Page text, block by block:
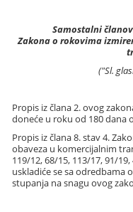
Samostalni
Zakona o rokovima
("Sl.
Propis iz člana 2. ovog
doneće u roku od 180 dana
Propis iz člana 8. stav 4.
obaveza u komercijalnim
119/12, 68/15, 113/17, 91/
uskladiće se sa odredbama
stupanja na snagu ovog